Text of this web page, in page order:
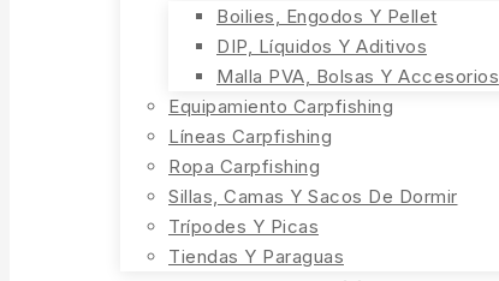
Boilies, Engodos Y Pellet
DIP, Líquidos Y Aditivos
Malla PVA, Bolsas Y Accesorios
Equipamiento Carpfishing
Líneas Carpfishing
Ropa Carpfishing
Sillas, Camas Y Sacos De Dormir
Trípodes Y Picas
Tiendas Y Paraguas